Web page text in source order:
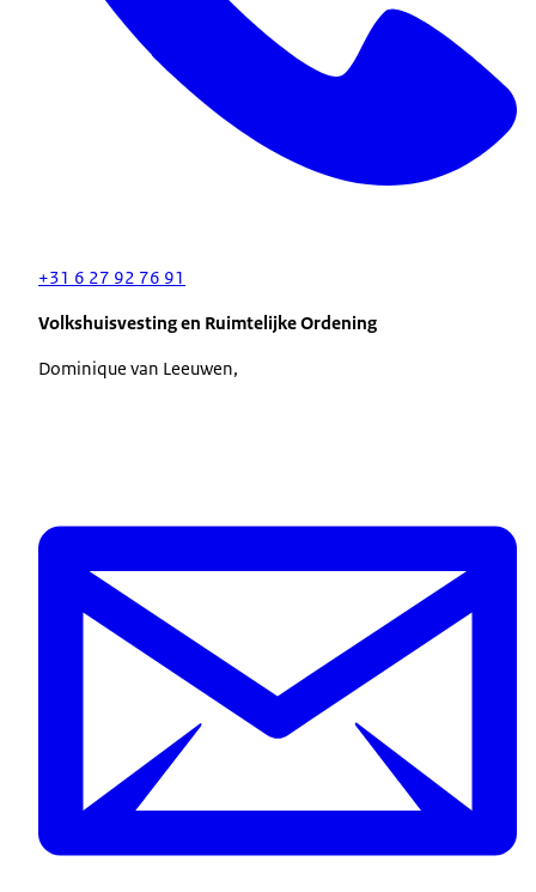
+31 6 27 92 76 91
Volkshuisvesting en Ruimtelijke Ordening
Dominique van Leeuwen,